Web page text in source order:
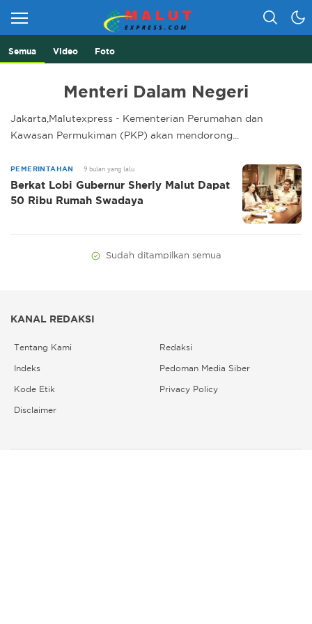
Malut Express
Berita Lebih Cepat
Semua Video Foto
Menteri Dalam Negeri
Jakarta,Malutexpress - Kementerian Perumahan dan
Kawasan Permukiman (PKP) akan mendorong...
PEMERINTAHAN 9 bulan yang lalu
Berkat Lobi Gubernur Sherly Malut Dapat
50 Ribu Rumah Swadaya
Sudah ditampilkan semua
KANAL REDAKSI
Tentang Kami Redaksi
Indeks Pedoman Media Siber
Kode Etik Privacy Policy
Disclaimer